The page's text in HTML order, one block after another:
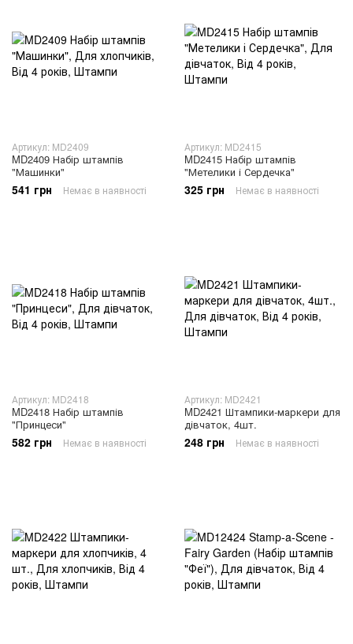
Артикул: MD2409
MD2409 Набір штампів
"Машинки"
541 грн Немає в наявності
Артикул: MD2415
MD2415 Набір штампів
"Метелики і Сердечка"
325 грн Немає в наявності
Артикул: MD2418
MD2418 Набір штампів
"Принцеси"
582 грн Немає в наявності
Артикул: MD2421
MD2421 Штампики-маркери для
дівчаток, 4шт.
248 грн Немає в наявності